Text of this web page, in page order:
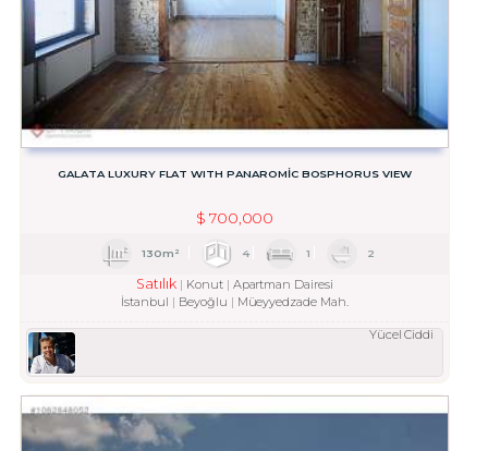
GALATA LUXURY FLAT WITH PANAROMİC BOSPHORUS VIEW
$ 700,000
130m² 4 1 2
Satılık Konut
Apartman Dairesi
İstanbul
Beyoğlu Müeyyedzade Mah.
Yücel Ciddi